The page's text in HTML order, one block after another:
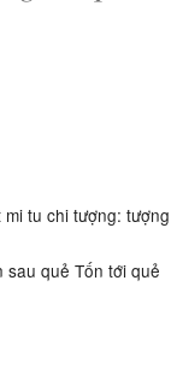
tu chi tượng: tượng
quẻ Tốn tới quẻ